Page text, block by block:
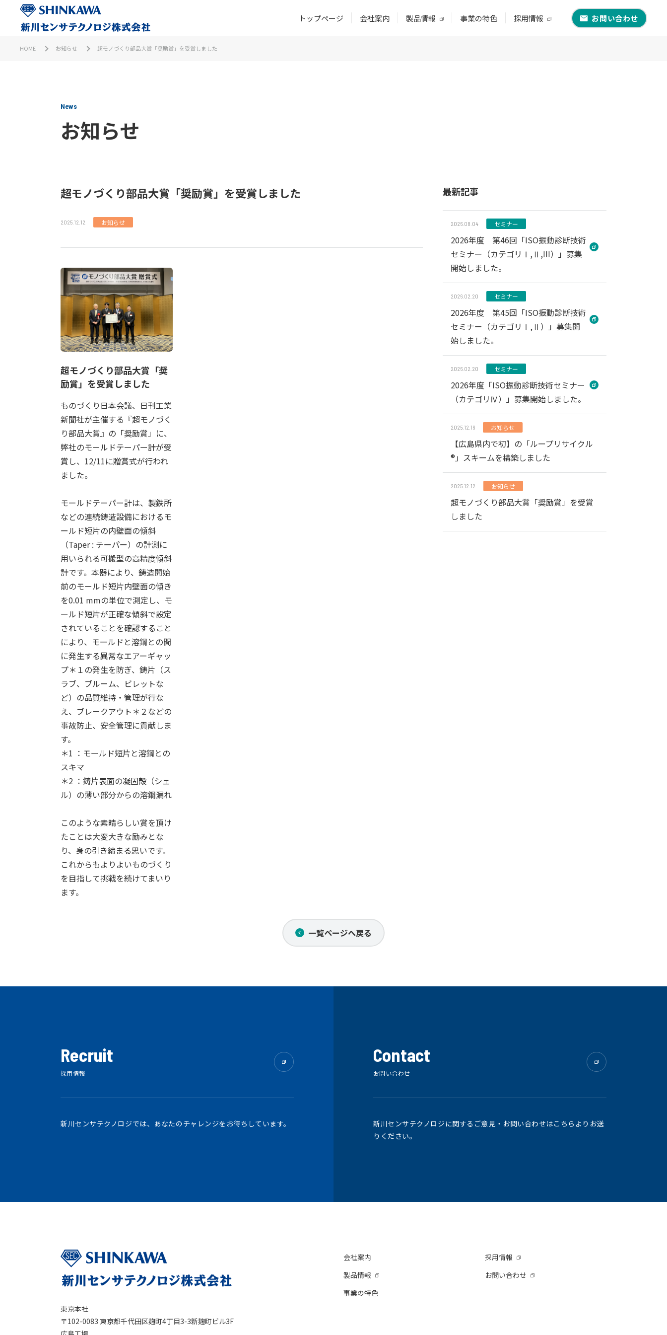
トップページ 会社案内 製品情報 事業の特色 採用情報 お問い合わせ
HOME お知らせ 超モノづくり部品大賞「奨励賞」を受賞しました
お知らせ
News
超モノづくり部品大賞「奨励賞」を受賞しました
2025.12.12 お知らせ
最新記事
2026.08.04 セミナー
2026年度 第46回「ISO振動診断技術
セミナー（カテゴリⅠ,Ⅱ,III）」募集
開始しました。
2026.02.20 セミナー
2026年度 第45回「ISO振動診断技術
セミナー（カテゴリⅠ,Ⅱ）」募集開
始しました。
2026.02.20 セミナー
2026年度「ISO振動診断技術セミナー
（カテゴリⅣ）」募集開始しました。
2025.12.16 お知らせ
【広島県内で初】の「ループリサイクル
®」スキームを構築しました
2025.12.12 お知らせ
超モノづくり部品大賞「奨励賞」を受賞
しました
超モノづくり部品大賞「奨
励賞」を受賞しました
ものづくり日本会議、日刊工業
新聞社が主催する『超モノづく
り部品大賞』の「奨励賞」に、
弊社のモールドテーパー計が受
賞し、12/11に贈賞式が行われ
ました。
モールドテーパー計は、製鉄所
などの連続鋳造設備におけるモ
ールド短片の内壁面の傾斜
（Taper : テーパー）の計測に
用いられる可搬型の高精度傾斜
計です。本器により、鋳造開始
前のモールド短片内壁面の傾き
を0.01 mmの単位で測定し、モ
ールド短片が正確な傾斜で設定
されていることを確認すること
により、モールドと溶鋼との間
に発生する異常なエアーギャッ
プ＊１の発生を防ぎ、鋳片（ス
ラブ、ブルーム、ビレットな
ど）の品質維持・管理が行な
え、ブレークアウト＊２などの
事故防止、安全管理に貢献しま
す。
＊1 ：モールド短片と溶鋼との
スキマ
＊2 ：鋳片表面の凝固殻（シェ
ル）の薄い部分からの溶鋼漏れ
このような素晴らしい賞を頂け
たことは大変大きな励みとな
り、身の引き締まる思いです。
これからもよりよいものづくり
を目指して挑戦を続けてまいり
ます。
一覧ページへ戻る
採用情報
Recruit
新川センサテクノロジでは、あなたのチャレンジをお待ちしています。
お問い合わせ
Contact
新川センサテクノロジに関するご意見・お問い合わせはこちらよりお送
りください。
東京本社
〒102-0083 東京都千代田区麹町4丁目3-3新麹町ビル3F
会社案内
製品情報
事業の特色
採用情報
お問い合わせ